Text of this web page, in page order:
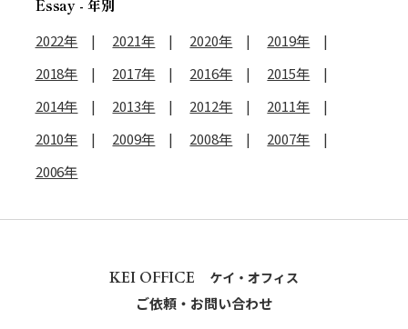
Essay - 年別
2022年
2021年 2020年
2019年
2018年
2017年 2016年
2015年
2014年
2013年 2012年
2011年
2010年
2009年 2008年
2007年
2006年
KEI OFFICE ケイ・オフィス
ご依頼・お問い合わせ